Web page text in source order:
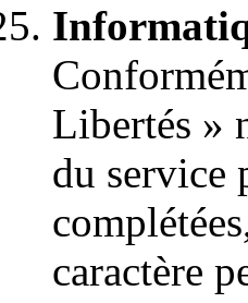
Libertés »
du service
caractère